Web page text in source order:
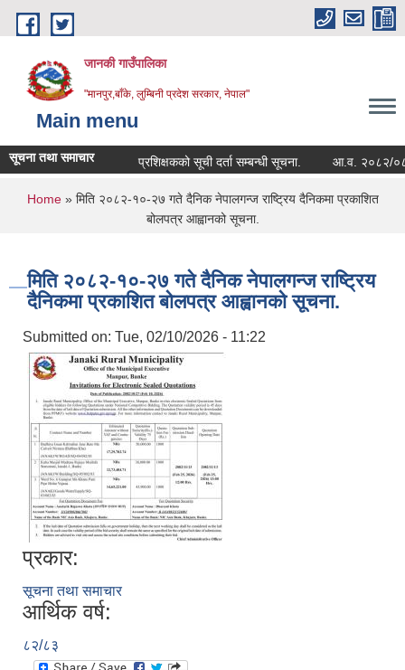
Skip to main content
जानकी गाउँपालिका
"मानपुर,बाँके, लुम्बिनी प्रदेश सरकार, नेपाल"
Main menu
सूचना तथा समाचार प्रशिक्षकको सूची दर्ता सम्बन्धी सूचना. आ.व. २०८२/०८३ को
You are here
Home» मिति २०८२-१०-२७ गते दैनिक नेपालगन्ज राष्ट्रिय दैनिकमा प्रकाशित
बोलपत्र आह्वानको सूचना.
मिति २०८२-१०-२७ गते दैनिक नेपालगन्ज राष्ट्रिय
दैनिकमा प्रकाशित बोलपत्र आह्वानको सूचना.
Submitted on: Tue, 02/10/2026 - 11:22
प्रकार:
सूचना तथा समाचार
आर्थिक वर्ष:
८२/८३